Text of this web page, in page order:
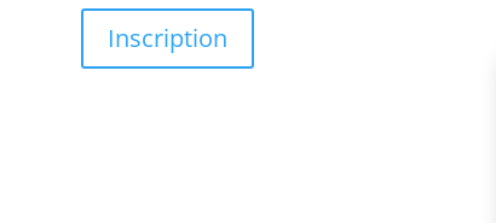
Inscription